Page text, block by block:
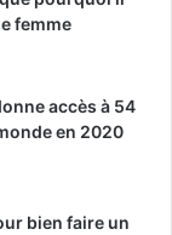
femme
accès à 54
en 2020
bien faire un